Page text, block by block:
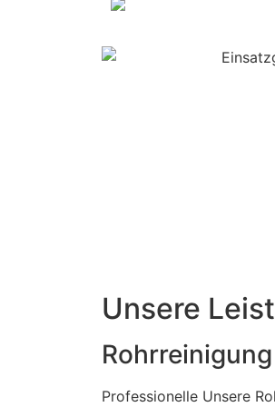
Unsere
Rohrreinigung
Professionelle Unsere